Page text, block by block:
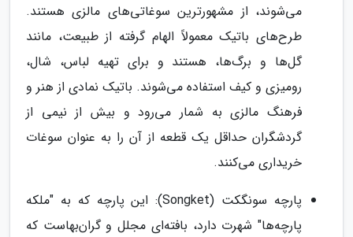
می‌شوند، از مشهورترین سوغاتی‌های مالزی هستند.
طرح‌های باتیک معمولاً الهام گرفته از طبیعت، مانند
گل‌ها و برگ‌ها، هستند و برای تهیه لباس، شال،
رومیزی و کیف استفاده می‌شوند. باتیک نمادی از هنر و
فرهنگ مالزی به شمار می‌رود و بیش از نیمی از
گردشگران حداقل یک قطعه از آن را به عنوان سوغات
خریداری می‌کنند.
پارچه سونگکت (Songket): این پارچه که به "ملکه
پارچه‌ها" شهرت دارد، بافته‌ای مجلل و گران‌بهاست که